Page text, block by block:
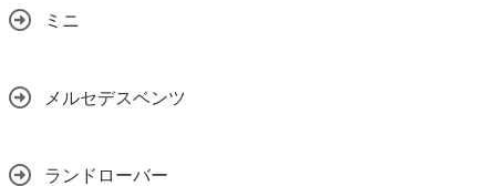
ミニ
メルセデスベンツ
ランドローバー